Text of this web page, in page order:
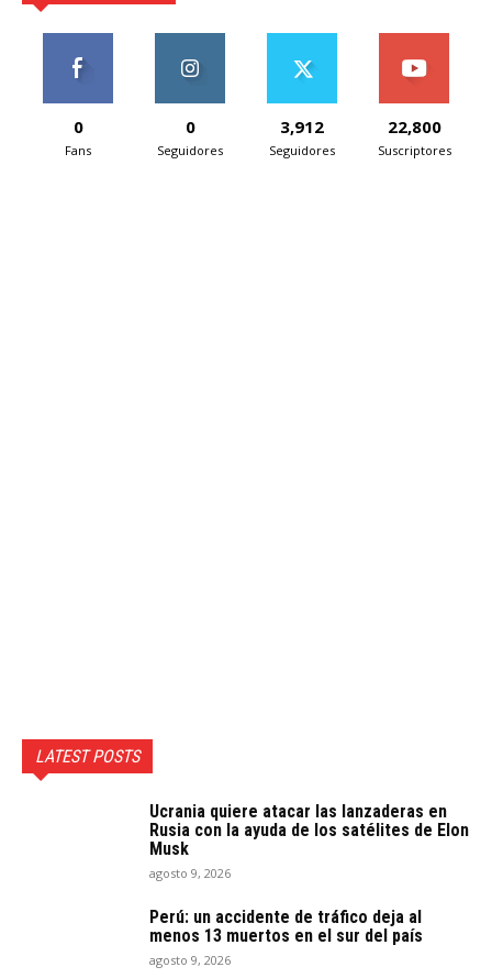
0
Fans
0
Seguidores
3,912
Seguidores
22,800
Suscriptores
LATEST POSTS
Ucrania quiere atacar las lanzaderas en
Rusia con la ayuda de los satélites de Elon
Musk
agosto 9, 2026
Perú: un accidente de tráfico deja al
menos 13 muertos en el sur del país
agosto 9, 2026